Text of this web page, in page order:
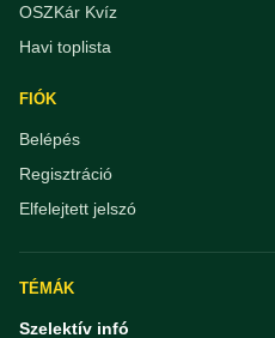
OSZKár Kvíz
Havi toplista
FIÓK
Belépés
Regisztráció
Elfelejtett jelszó
TÉMÁK
Szelektív infó